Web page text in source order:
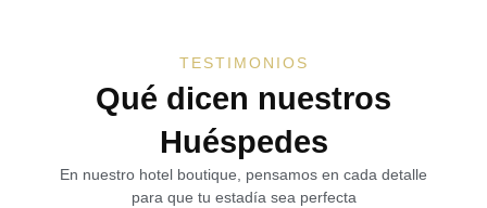
TESTIMONIOS
Qué dicen nuestros
Huéspedes
En nuestro hotel boutique, pensamos en cada detalle
para que tu estadía sea perfecta